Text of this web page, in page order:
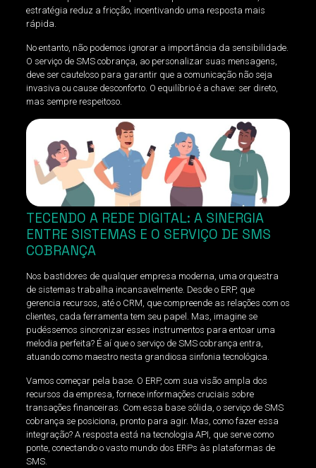
estratégia reduz a fricção, incentivando uma resposta mais
rápida.
No entanto, não podemos ignorar a importância da sensibilidade.
O serviço de SMS cobrança, ao personalizar suas mensagens,
deve ser cauteloso para garantir que a comunicação não seja
invasiva ou cause desconforto. O equilíbrio é a chave: ser direto,
mas sempre respeitoso.
TECENDO A REDE DIGITAL: A SINERGIA
ENTRE SISTEMAS E O SERVIÇO DE SMS
COBRANÇA
Nos bastidores de qualquer empresa moderna, uma orquestra
de sistemas trabalha incansavelmente. Desde o ERP, que
gerencia recursos, até o CRM, que compreende as relações com os
clientes, cada ferramenta tem seu papel. Mas, imagine se
pudéssemos sincronizar esses instrumentos para entoar uma
melodia perfeita? É aí que o serviço de SMS cobrança entra,
atuando como maestro nesta grandiosa sinfonia tecnológica.
Vamos começar pela base. O ERP, com sua visão ampla dos
recursos da empresa, fornece informações cruciais sobre
transações financeiras. Com essa base sólida, o serviço de SMS
cobrança se posiciona, pronto para agir. Mas, como fazer essa
integração? A resposta está na tecnologia API, que serve como
ponte, conectando o vasto mundo dos ERPs às plataformas de
SMS.